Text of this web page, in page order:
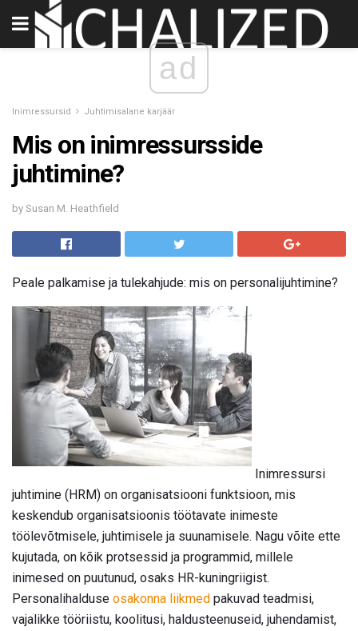
ad
Inimressursid Juhtimisalane karjäär
Mis on inimressursside
juhtimine?
by Susan M. Heathfield
Peale palkamise ja tulekahjude: mis on personalijuhtimine?
Inimressursi
juhtimine (HRM) on organisatsiooni funktsioon, mis
keskendub organisatsioonis töötavate inimeste
töölevõtmisele, juhtimisele ja suunamisele. Nagu võite ette
kujutada, on kõik protsessid ja programmid, millele
inimesed on puutunud, osaks HR-kuningriigist.
Personalihalduse osakonna liikmed pakuvad teadmisi,
vajalikke tööriistu, koolitusi, haldusteenuseid, juhendamist,